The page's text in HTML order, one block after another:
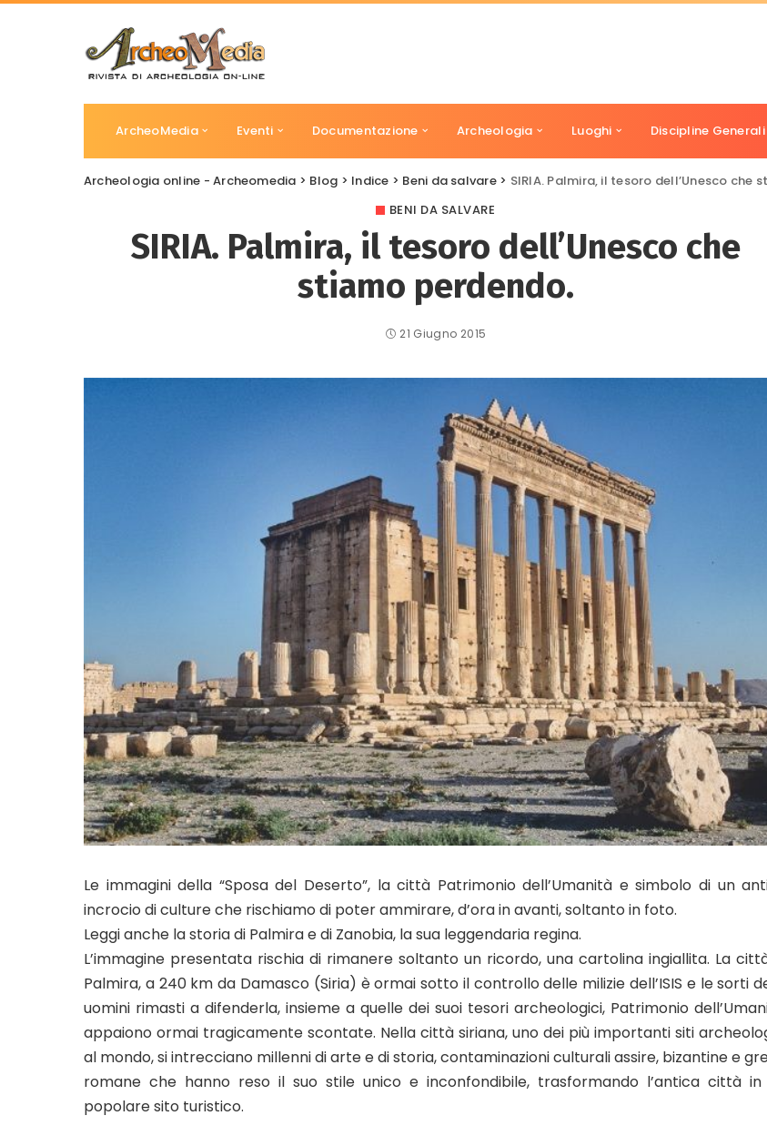
ArcheoMedia Eventi Documentazione Archeologia Luoghi Discipline Generali
Archeologia online - Archeomedia > Blog > Indice > Beni da salvare> SIRIA. Palmira, il tesoro dell’Unesco che stiamo
BENI DA SALVARE
SIRIA. Palmira, il tesoro dell’Unesco che
stiamo perdendo.
21 Giugno 2015
Le immagini della “Sposa del Deserto”, la città Patrimonio dell’Umanità e simbolo di un
incrocio di culture che rischiamo di poter ammirare, d’ora in avanti, soltanto in foto.
Leggi anche la storia di Palmira e di Zanobia, la sua leggendaria regina.
L’immagine presentata rischia di rimanere soltanto un ricordo, una cartolina ingiallita. La
Palmira, a 240 km da Damasco (Siria) è ormai sotto il controllo delle milizie dell’ISIS e le sorti
uomini rimasti a difenderla, insieme a quelle dei suoi tesori archeologici, Patrimonio
appaiono ormai tragicamente scontate. Nella città siriana, uno dei più importanti siti
al mondo, si intrecciano millenni di arte e di storia, contaminazioni culturali assire, bizantine e
romane che hanno reso il suo stile unico e inconfondibile, trasformando l’antica città in
popolare sito turistico.